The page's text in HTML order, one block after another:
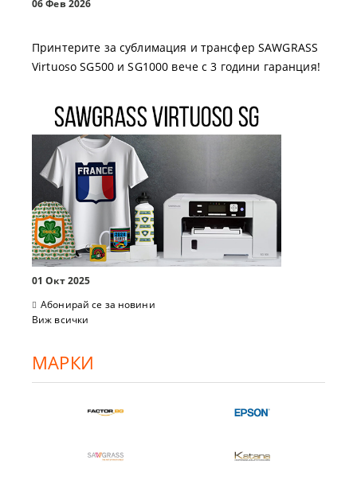
06 Фев 2026
Принтерите за сублимация и трансфер SAWGRASS
Virtuoso SG500 и SG1000 вече с 3 години гаранция!
01 Окт 2025
Абонирай се за новини
Виж всички
МАРКИ